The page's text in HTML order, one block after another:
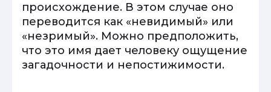
происхождение. В этом случае оно
переводится как «невидимый» или
«незримый». Можно предположить,
что это имя дает человеку ощущение
загадочности и непостижимости.